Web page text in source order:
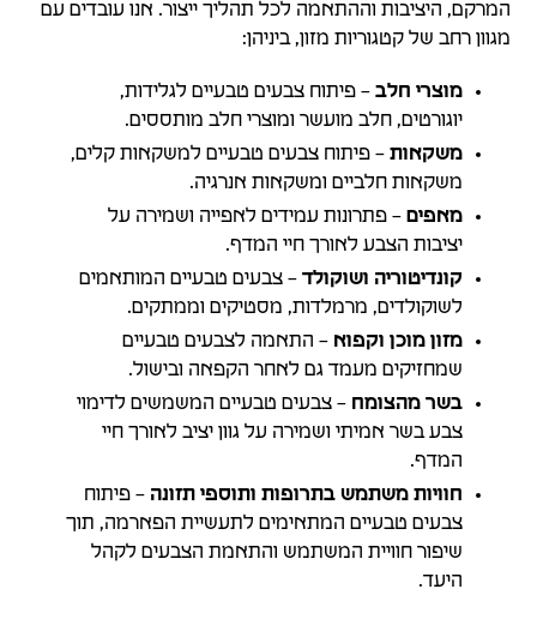
המרקם, היציבות וההתאמה לכל תהליך ייצור. אנו עובדים עם
מגוון רחב של קטגוריות מזון, ביניהן:
מוצרי חלב – פיתוח צבעים טבעיים לגלידות,
יוגורטים, חלב מועשר ומוצרי חלב מותססים.
משקאות – פיתוח צבעים טבעיים למשקאות קלים,
משקאות חלביים ומשקאות אנרגיה.
מאפים – פתרונות עמידים לאפייה ושמירה על
יציבות הצבע לאורך חיי המדף.
קונדיטוריה ושוקולד – צבעים טבעיים המותאמים
לשוקולדים, מרמלדות, מסטיקים וממתקים.
מזון מוכן וקפוא – התאמה לצבעים טבעיים
שמחזיקים מעמד גם לאחר הקפאה ובישול.
בשר מהצומח – צבעים טבעיים המשמשים לדימוי
צבע בשר אמיתי ושמירה על גוון יציב לאורך חיי
המדף.
חוויות משתמש בתרופות ותוספי תזונה – פיתוח
צבעים טבעיים המתאימים לתעשיית הפארמה, תוך
שיפור חוויית המשתמש והתאמת הצבעים לקהל
היעד.